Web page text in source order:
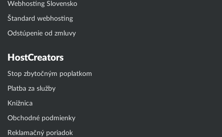
Webhosting Slovensko
Štandard webhosting
Odstúpenie od zmluvy
HostCreators
Stop zbytočným poplatkom
Platba za služby
Knižnica
Obchodné podmienky
Reklamačný poriadok